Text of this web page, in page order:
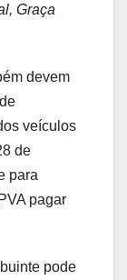
Graça
devem
veículos
de
para
pagar
pode